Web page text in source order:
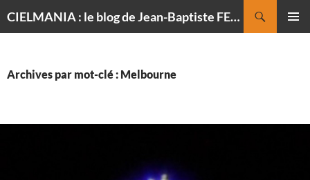
CIELMANIA : le blog de Jean-Baptiste FELDMANN, photographe du ciel
Archives par mot-clé : Melbourne